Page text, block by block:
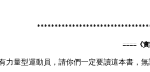
==== 《
力量型運動員，請你們一定要讀這本書，